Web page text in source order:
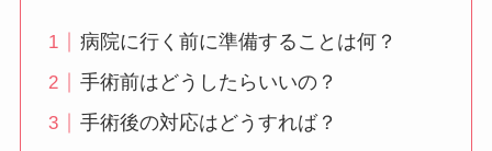
病院に行く前に準備することは何？
手術前はどうしたらいいの？
手術後の対応はどうすれば？